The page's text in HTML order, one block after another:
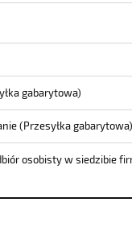
Cena nie
płatności
gabarytowa)
(Przesyłka gabarytowa)
osobisty w siedzibie